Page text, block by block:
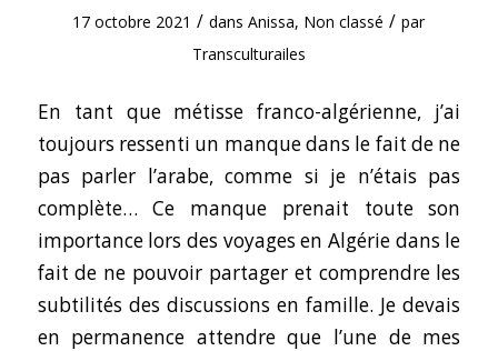
17 octobre 2021 / dansAnissa, Non classé / par
Transculturailes
En tant que métisse franco-algérienne, j’ai
toujours ressenti un manque dans le fait de ne
pas parler l’arabe, comme si je n’étais pas
complète… Ce manque prenait toute son
importance lors des voyages en Algérie dans le
fait de ne pouvoir partager et comprendre les
subtilités des discussions en famille. Je devais
en permanence attendre que l’une de mes